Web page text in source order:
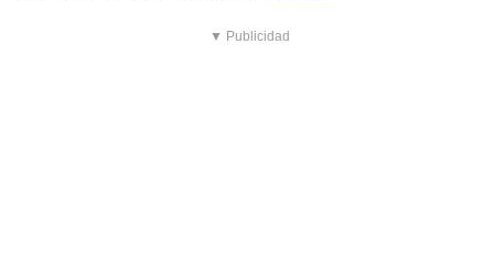
▼ Publicidad